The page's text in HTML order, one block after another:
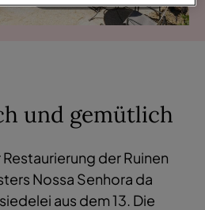
und gemütlich
der Ruinen
Nossa Senhora da
aus dem 13. Die